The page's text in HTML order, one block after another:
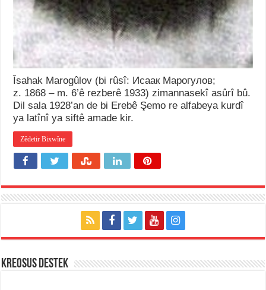
Îsahak Marogûlov (bi rûsî: Исаак Марогулов;
z. 1868 – m. 6’ê rezberê 1933) zimannasekî asûrî bû.
Dil sala 1928’an de bi Erebê Şemo re alfabeya kurdî
ya latînî ya siftê amade kir.
Zêdetir Bixwîne
KREOSUS DESTEK